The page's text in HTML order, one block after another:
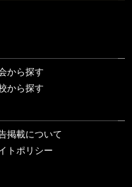
から探す
から探す
掲載について
トポリシー